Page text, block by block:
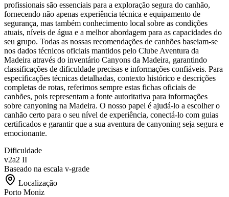
profissionais são essenciais para a exploração segura do canhão,
fornecendo não apenas experiência técnica e equipamento de
segurança, mas também conhecimento local sobre as condições
atuais, níveis de água e a melhor abordagem para as capacidades do
seu grupo. Todas as nossas recomendações de canhões baseiam-se
nos dados técnicos oficiais mantidos pelo Clube Aventura da
Madeira através do inventário Canyons da Madeira, garantindo
classificações de dificuldade precisas e informações confiáveis. Para
especificações técnicas detalhadas, contexto histórico e descrições
completas de rotas, referimos sempre estas fichas oficiais de
canhões, pois representam a fonte autoritativa para informações
sobre canyoning na Madeira. O nosso papel é ajudá-lo a escolher o
canhão certo para o seu nível de experiência, conectá-lo com guias
certificados e garantir que a sua aventura de canyoning seja segura e
emocionante.
Dificuldade
v2a2 II
Baseado na escala v-grade
Localização
Porto Moniz